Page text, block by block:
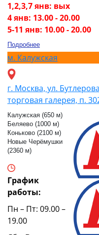
1,2,3,7 янв: вых
4 янв: 13.00 - 20.00
5-11 янв: 10.00 - 20.00
Подробнее
м. Калужская
г. Москва, ул.
торговая галерея, п.
Калужская (650 м)
Беляево (1000 м)
Коньково (2100 м)
Новые Черёмушки
(2360 м)
График
работы:
Пн – Пт: 09.00 –
19.00